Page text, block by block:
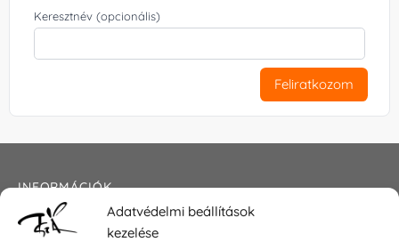
Adatvédelmi beállítások
kezelése
Keresztnév (opcionális)
Feliratkozom
INFORMÁCIÓK
Általános szerződési feltételek